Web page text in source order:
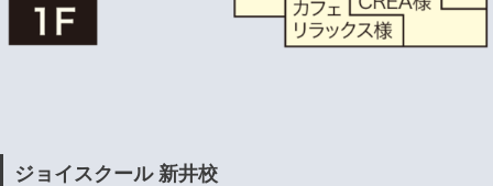
ジョイスクール 新井校